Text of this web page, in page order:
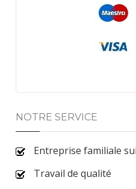
NOTRE SERVICE
Entreprise familiale
Travail de qualité